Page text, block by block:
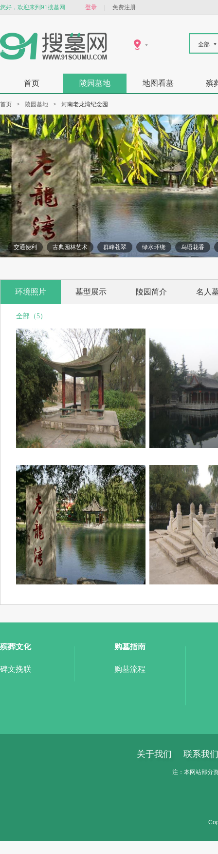
您好，欢迎来到91搜墓网 登录 免费注册
全部
首页 陵园墓地 地图看墓 殡
首页 > 陵园墓地 > 河南老龙湾纪念园
交通便利 古典园林艺术 群峰苍翠 绿水环绕 鸟语花香
环境照片 墓型展示 陵园简介 名人
全部（5）
殡葬文化
碑文挽联
购墓指南
购墓流程
关于我们 联系我们
注：本网站部分